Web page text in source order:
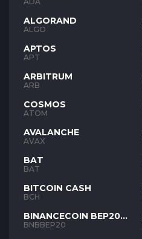
ALGORAND
ALGO
APTOS
APT
ARBITRUM
ARB
COSMOS
ATOM
AVALANCHE
AVAX
BAT
BAT
BITCOIN CASH
BCH
BINANCECOIN BEP20
BNB
BNBBEP20